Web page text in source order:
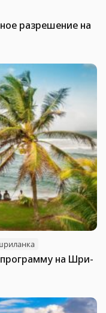
разрешение на
программу на Шри-